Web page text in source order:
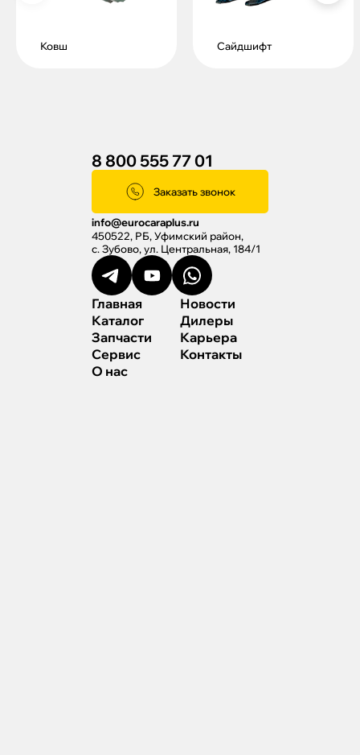
Ковш Сайдшифт
8 800 555 77 01
Заказать звонок
info@eurocaraplus.ru
450522, РБ, Уфимский район,
с. Зубово, ул. Центральная, 184/1
Главная
Каталог
Запчасти
Сервис
О нас
Новости
Дилеры
Карьера
Контакты